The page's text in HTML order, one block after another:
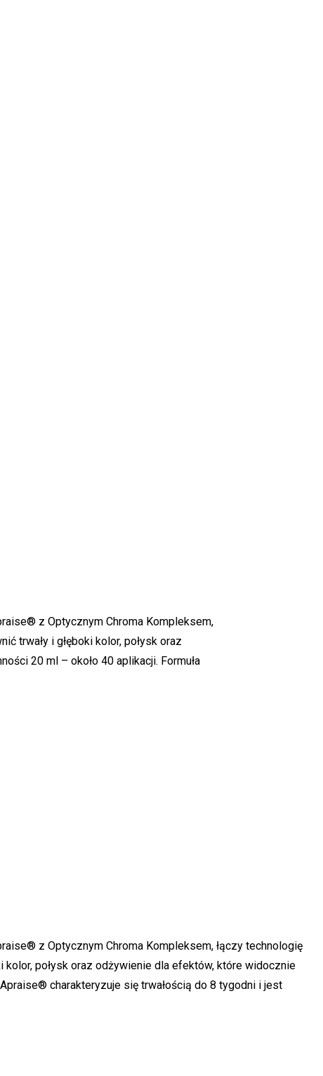
z Optycznym Chroma Kompleksem,
trwały i głęboki kolor, połysk oraz
20 ml – około 40 aplikacji. Formuła
z Optycznym Chroma Kompleksem, łączy technologię
połysk oraz odżywienie dla efektów, które widocznie
charakteryzuje się trwałością do 8 tygodni i jest